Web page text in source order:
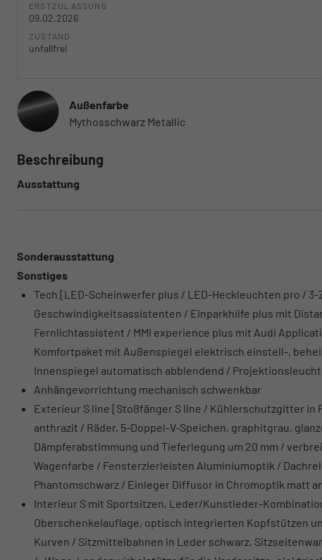
ERSTZULASSUNG
09.02.2026
ZUSTAND
unfallfrei
Außenfarbe
Mythosschwarz Metallic
Beschreibung
Ausstattung
Sonderausstattung
Sonstiges
Tech [LED-Scheinwerfer plus / LED-Heckleuchten pro /
Geschwindigkeitsassistenten / Einparkhilfe plus mit
Fernlichtassistent / MMI experience plus mit Audi
Komfortpaket mit Außenspiegel elektrisch einstell-,
Innenspiegel automatisch abblendend /
Anhängevorrichtung mechanisch schwenkbar
Exterieur S line [Stoßfänger S line / Kühlerschutzgitter
anthrazit / Räder, 5-Doppel-V-Speichen, graphitgrau,
Dämpferabstimmung und Tieferlegung um 20 mm /
Wagenfarbe / Fensterzierleisten Aluminiumoptik /
Phantomschwarz / Einleger Diffusor in Chromoptik matt
Interieur S mit Sportsitzen, Leder/Kunstleder-
Oberschenkelauflage, optisch integrierten Kopfstützen
Kurven / Sitzmittelbahnen in Leder schwarz,